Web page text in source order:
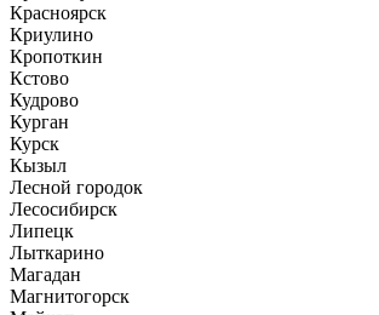
Красноярск
Криулино
Кропоткин
Кстово
Кудрово
Курган
Курск
Кызыл
Лесной городок
Лесосибирск
Липецк
Лыткарино
Магадан
Магнитогорск